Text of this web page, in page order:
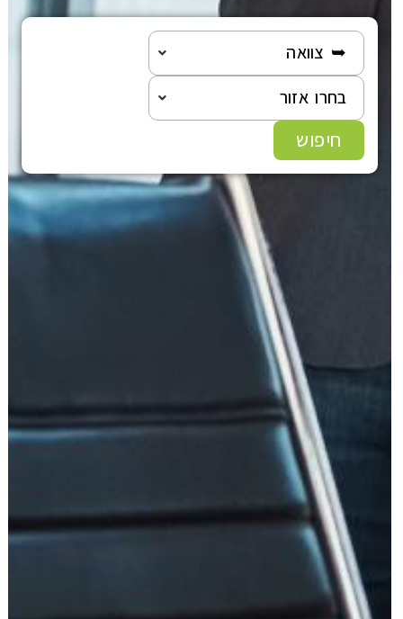
➥ צוואה
בחרו אזור
חיפוש